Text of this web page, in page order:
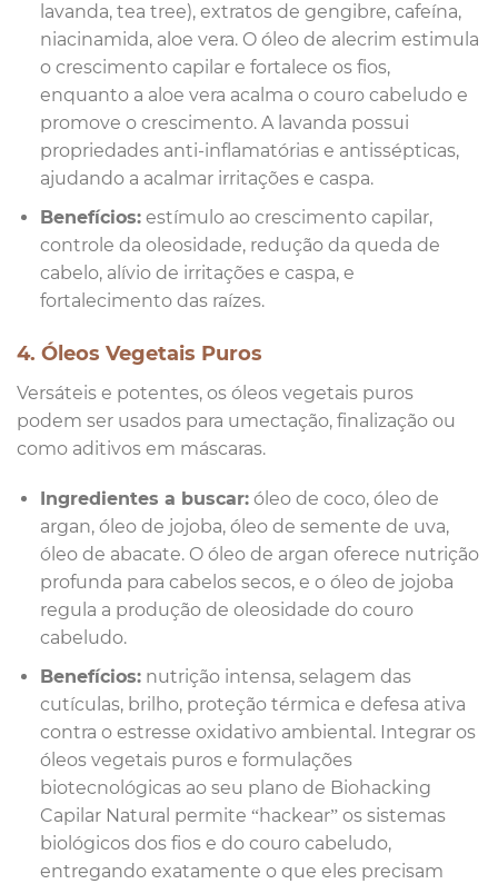
lavanda, tea tree), extratos de gengibre, cafeína,
niacinamida, aloe vera. O óleo de alecrim estimula
o crescimento capilar e fortalece os fios,
enquanto a aloe vera acalma o couro cabeludo e
promove o crescimento. A lavanda possui
propriedades anti-inflamatórias e antissépticas,
ajudando a acalmar irritações e caspa.
Benefícios:estímulo ao crescimento capilar,
controle da oleosidade, redução da queda de
cabelo, alívio de irritações e caspa, e
fortalecimento das raízes.
4. Óleos Vegetais Puros
Versáteis e potentes, os óleos vegetais puros
podem ser usados para umectação, finalização ou
como aditivos em máscaras.
Ingredientes a buscar:óleo de coco, óleo de
argan, óleo de jojoba, óleo de semente de uva,
óleo de abacate. O óleo de argan oferece nutrição
profunda para cabelos secos, e o óleo de jojoba
regula a produção de oleosidade do couro
cabeludo.
Benefícios:nutrição intensa, selagem das
cutículas, brilho, proteção térmica e defesa ativa
contra o estresse oxidativo ambiental. Integrar os
óleos vegetais puros e formulações
biotecnológicas ao seu plano de Biohacking
Capilar Natural permite “hackear” os sistemas
biológicos dos fios e do couro cabeludo,
entregando exatamente o que eles precisam